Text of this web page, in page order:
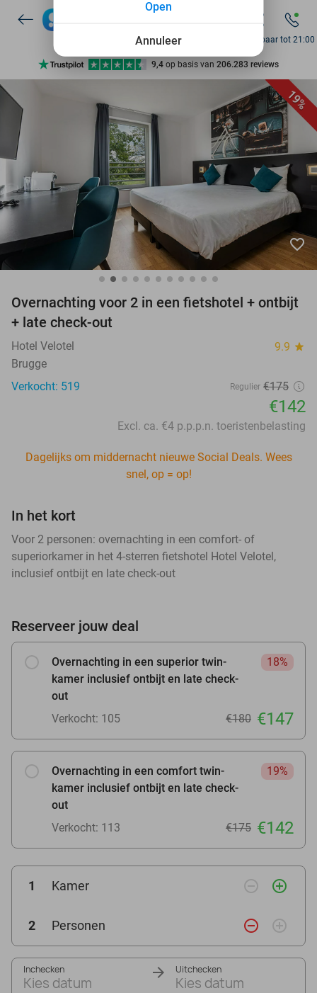
7 dagen per week beschikbaar
10+ miljoen leden
9,4 op basis van 206.283 reviews
7 dagen per week beschikbaar
10+ miljoen leden
Bereikbaar tot 21:00
19%
favorite_border
Overnachting voor 2 in een fietshotel + ontbijt
+ late check-out
Hotel Velotel 9.9 star
Brugge
Verkocht: 519
Regulier €175
€142
Excl. ca. €4 p.p.p.n. toeristenbelasting
Dagelijks om middernacht nieuwe Social Deals. Wees
snel, op = op!
In het kort
Voor 2 personen: overnachting in een comfort- of
superiorkamer in het 4-sterren fietshotel Hotel Velotel,
inclusief ontbijt en late check-out
Reserveer jouw deal
Overnachting in een superior twin-
kamer inclusief ontbijt en late check-
out
18%
Verkocht: 105 €180 €147
Overnachting in een comfort twin-
kamer inclusief ontbijt en late check-
out
19%
Verkocht: 113 €175 €142
1 Kamer remove_circle_outline add_circle_outline
2 Personen remove_circle_outline add_circle_outline
Inchecken
Kies datum
Uitchecken
Kies datum
Annuleer
Open